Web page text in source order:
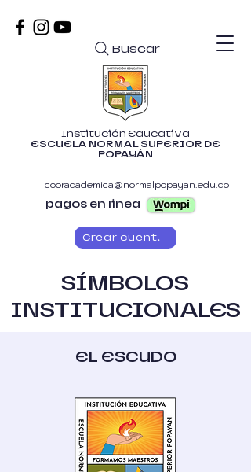
Buscar
Institución Educativa
ESCUELA NORMAL SUPERIOR DE
POPAYÁN
cooracademica@normalpopayan.edu.co
pagos en linea
Crear cuenta
SÍMBOLOS
INSTITUCIONALES
EL ESCUDO